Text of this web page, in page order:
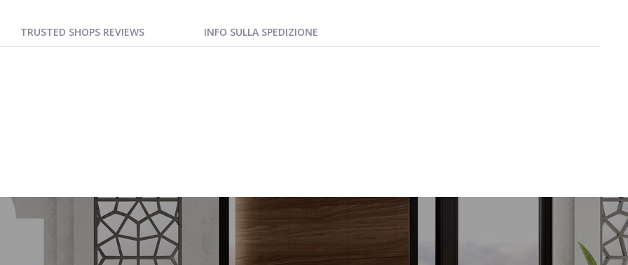
TRUSTED SHOPS REVIEWS INFO SULLA SPEDIZIONE